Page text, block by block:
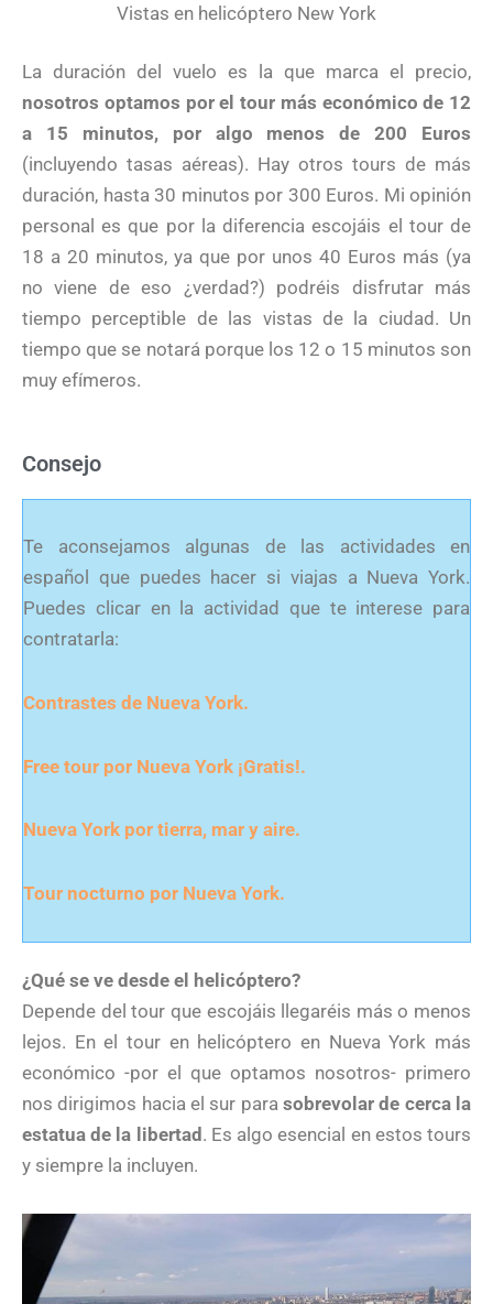
Vistas en helicóptero New York
La duración del vuelo es la que marca el precio,
nosotros optamos por el tour más económico de 12
a 15 minutos, por algo menos de 200 Euros
(incluyendo tasas aéreas). Hay otros tours de más
duración, hasta 30 minutos por 300 Euros. Mi opinión
personal es que por la diferencia escojáis el tour de
18 a 20 minutos, ya que por unos 40 Euros más (ya
no viene de eso ¿verdad?) podréis disfrutar más
tiempo perceptible de las vistas de la ciudad. Un
tiempo que se notará porque los 12 o 15 minutos son
muy efímeros.
Consejo
Te aconsejamos algunas de las actividades en
español que puedes hacer si viajas a Nueva York.
Puedes clicar en la actividad que te interese para
contratarla:
Contrastes de Nueva York.
Free tour por Nueva York ¡Gratis!.
Nueva York por tierra, mar y aire.
Tour nocturno por Nueva York.
¿Qué se ve desde el helicóptero?
Depende del tour que escojáis llegaréis más o menos
lejos. En el tour en helicóptero en Nueva York más
económico -por el que optamos nosotros- primero
nos dirigimos hacia el sur para sobrevolar de cerca la
estatua de la libertad. Es algo esencial en estos tours
y siempre la incluyen.